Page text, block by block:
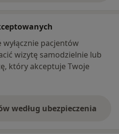
pacjentów
wizytę samodzielnie lub
który akceptuje Twoje
według ubezpieczenia